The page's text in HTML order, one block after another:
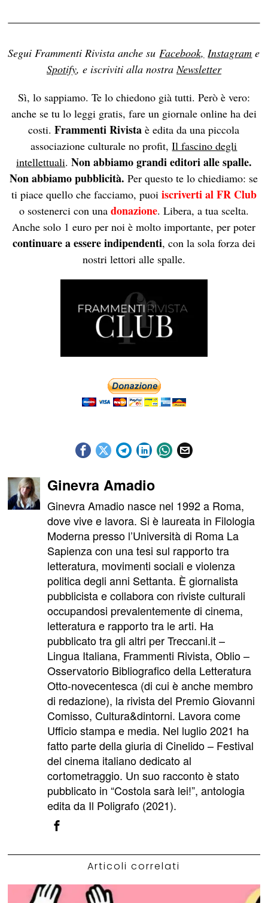
Segui Frammenti Rivista anche suFacebook, Instagram e
Spotify, e iscriviti alla nostraNewsletter
Sì, lo sappiamo. Te lo chiedono già tutti. Però è vero:
anche se tu lo leggi gratis, fare un giornale online ha dei
costi.Frammenti Rivistaè edita da una piccola
associazione culturale no profit,Il fascino degli
intellettuali. Non abbiamo grandi editori alle spalle.
Non abbiamo pubblicità. Per questo te lo chiediamo: se
ti piace quello che facciamo, puoi iscriverti al FR Club
o sostenerci con una donazione. Libera, a tua scelta.
Anche solo 1 euro per noi è molto importante, per poter
continuare a essere indipendenti, con la sola forza dei
nostri lettori alle spalle.
Ginevra Amadio
Ginevra Amadio nasce nel 1992 a Roma,
dove vive e lavora. Si è laureata in Filologia
Moderna presso l’Università di Roma La
Sapienza con una tesi sul rapporto tra
letteratura, movimenti sociali e violenza
politica degli anni Settanta. È giornalista
pubblicista e collabora con riviste culturali
occupandosi prevalentemente di cinema,
letteratura e rapporto tra le arti. Ha
pubblicato tra gli altri per Treccani.it –
Lingua Italiana, Frammenti Rivista, Oblio –
Osservatorio Bibliografico della Letteratura
Otto-novecentesca (di cui è anche membro
di redazione), la rivista del Premio Giovanni
Comisso, Cultura&dintorni. Lavora come
Ufficio stampa e media. Nel luglio 2021 ha
fatto parte della giuria di Cinelido – Festival
del cinema italiano dedicato al
cortometraggio. Un suo racconto è stato
pubblicato in “Costola sarà lei!”, antologia
edita da Il Poligrafo (2021).
Articoli correlati